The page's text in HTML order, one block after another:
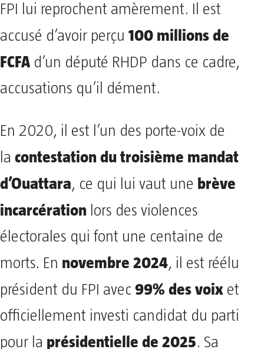
FPI lui reprochent amèrement. Il est
accusé d’avoir perçu 100 millions de
FCFA d’un député RHDP dans ce cadre,
accusations qu’il dément.
En 2020, il est l’un des porte-voix de
la contestation du troisième mandat
d’Ouattara, ce qui lui vaut une brève
incarcération lors des violences
électorales qui font une centaine de
morts. En novembre 2024, il est réélu
président du FPI avec 99% des voix et
officiellement investi candidat du parti
pour la présidentielle de 2025. Sa